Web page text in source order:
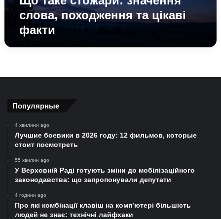
слова, походження та цікаві
факти
Популярные
4 хвилини ago
Лучшие боевики в 2026 году: 12 фильмов, которые
стоит посмотреть
55 хвилин ago
У Верховній Раді готують зміни до мобілізаційного
законодавства: що запропонували депутати
4 години ago
Про які комбінації клавіш на комп’ютері більшість
людей не знає: технічні лайфхаки